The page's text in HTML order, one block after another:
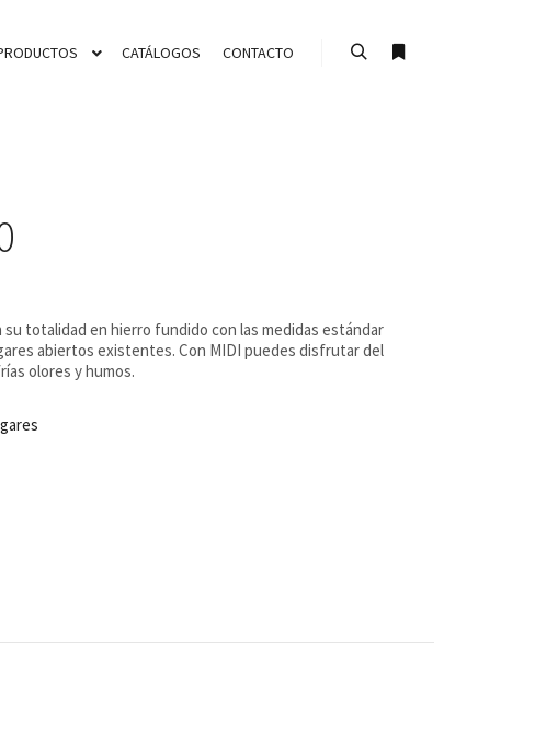
CATÁLOGOS CONTACTO
totalidad en hierro fundido con las medidas estándar
abiertos existentes. Con MIDI puedes disfrutar del
olores y humos.